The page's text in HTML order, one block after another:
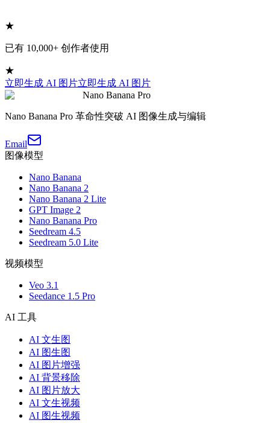
★
已有 10,000+ 创作者使用
★
立即生成 AI 图片立即生成 AI 图片
Nano Banana Pro
Nano Banana Pro 革命性突破 AI 图像生成与编辑
Email
图像模型
Nano Banana
Nano Banana 2
Nano Banana 2 Lite
GPT Image 2
Nano Banana Pro
Seedream 4.5
Seedream 5.0 Lite
视频模型
Veo 3.1
Seedance 1.5 Pro
AI 工具
AI 文生图
AI 图生图
AI 图片增强
AI 背景移除
AI 图片放大
AI 文生视频
AI 图生视频